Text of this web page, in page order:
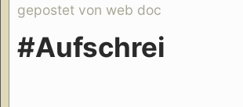
gepostet von web doc
#Aufschrei